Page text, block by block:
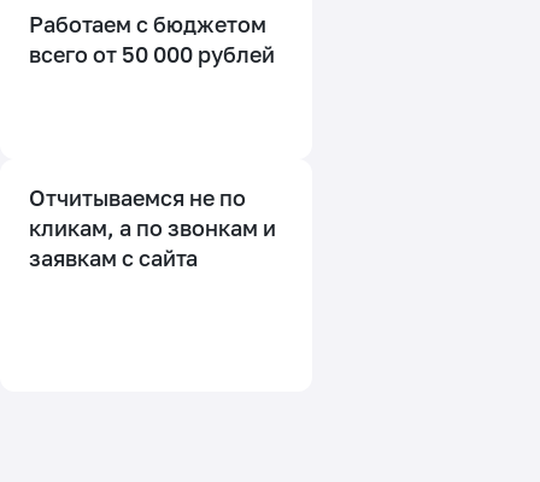
Работаем с бюджетом
всего от 50 000 рублей
Отчитываемся не по
кликам, а по звонкам и
заявкам с сайта